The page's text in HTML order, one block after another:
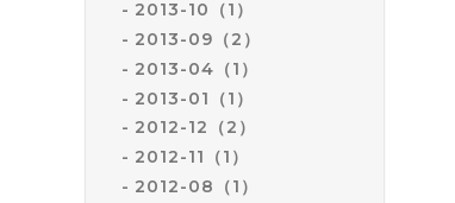
2013-10（1）
2013-09（2）
2013-04（1）
2013-01（1）
2012-12（2）
2012-11（1）
2012-08（1）